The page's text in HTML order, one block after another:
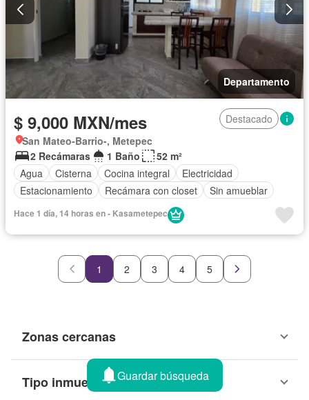
Departamento
$ 9,000 MXN/mes
Destacado
San Mateo-Barrio-, Metepec
2 Recámaras
1 Baño
52 m²
Agua
Cisterna Cocina integral
Electricidad
Estacionamiento
Recámara con closet Sin amueblar
Hace 1 día, 14 horas en - Kasametepec
1 2 3 4 5
Zonas cercanas
Tipo inmueble Guardar búsqueda